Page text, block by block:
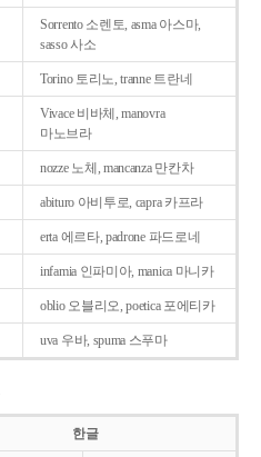
Sorrento 소렌토, asma 아스마,
sasso 사소
Torino 토리노, tranne 트란네
Vivace 비바체, manovra
마노브라
nozze 노체, mancanza 만칸차
abituro 아비투로, capra 카프라
erta 에르타, padrone 파드로네
infamia 인파미아, manica 마니카
oblio 오블리오, poetica 포에티카
uva 우바, spuma 스푸마
한글